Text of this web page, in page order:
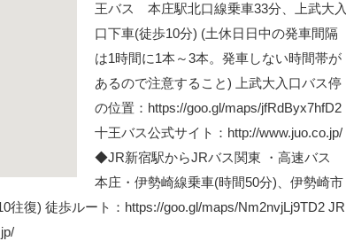
王バス 本庄駅北口線乗車33分、上武大入
口下車(徒歩10分) (土休日日中の発車間隔
は1時間に1本～3本。発車しない時間帯が
あるので注意すること) 上武大入口バス停
の位置：https://goo.gl/maps/jfRdByx7hfD2
十王バス公式サイト：http://www.juo.co.jp/
◆JR新宿駅からJRバス関東 ・高速バス
本庄・伊勢崎線乗車(時間50分)、伊勢崎市
往復) 徒歩ルート：https://goo.gl/maps/Nm2nvjLj9TD2 JR